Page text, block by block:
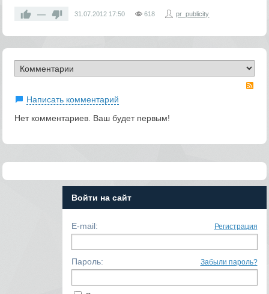
— 31.07.2012 17:50 618 pr_publicity
Написать комментарий
Нет комментариев. Ваш будет первым!
Войти на сайт
E-mail: Регистрация
Пароль: Забыли пароль?